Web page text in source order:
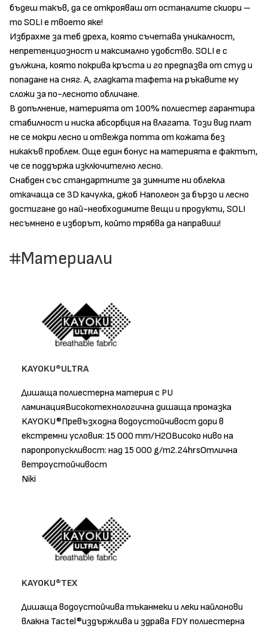
бъдеш такъв, да се открояваш от останалите скиори –
то SOLI е твоето яке!
Избрахме за теб дреха, която съчетава уникалност,
непретенциозност и максимално удобство. SOLI е с
дължина, която покрива кръста и го предпазва от студ и
попадане на сняг. А, гладката тафета на ръкавите му
сложи за по-лесното обличане.
В допълнение, материята от 100% полиестер гарантира
стабилност и ниска абсорбция на влагата. Този вид плат
не се мокри лесно и отвежда потта от кожата без
никакъв проблем. Още един бонус на материята е фактът,
че се поддържа изключително лесно.
Снабден със стандартните за зимните ни облекла
откачаща се 3D качулка, джоб Наполеон за бързо и лесно
достигане до най-необходимите вещи и продукти, SOLI
несъмнено е изборът, който трябва да направиш!
Материали
KAYOKU®ULTRA
Дишаща полиестерна материя с PU
ламинацияВисокотехнологична дишаща промазка
KAYOKU®Превъзходна водоустойчивост дори в
екстремни условия: 15 000 mm/H2OВисоко ниво на
паропропускливост: над 15 000 g/m2.24hrsОтлична
ветроустойчивост
Niki
KAYOKU®TEX
Дишащa водоустойчивa тъканмеки и леки найлонови
влакна Tactel®издържлива и здрава FDY полиестерна